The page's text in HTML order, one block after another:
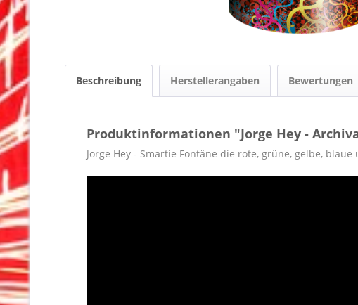
Beschreibung Herstellerangaben Bewertungen
Produktinformationen "Jorge Hey -
Jorge Hey - Smartie Fontäne die rote, grüne, gelbe,